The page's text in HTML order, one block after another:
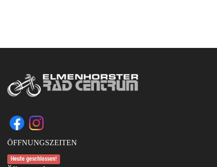
ÖFFNUNGSZEITEN
Heute geschlossen!